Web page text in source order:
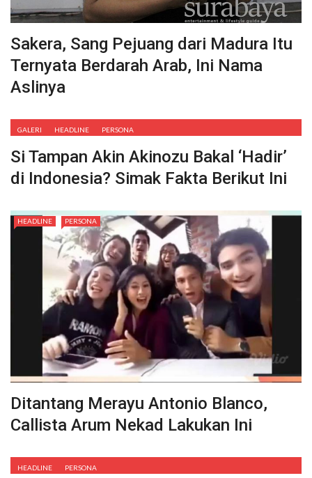
Sakera, Sang Pejuang dari Madura Itu
Ternyata Berdarah Arab, Ini Nama
Aslinya
GALERI HEADLINE PERSONA
Si Tampan Akin Akinozu Bakal ‘Hadir’
di Indonesia? Simak Fakta Berikut Ini
HEADLINE PERSONA
Ditantang Merayu Antonio Blanco,
Callista Arum Nekad Lakukan Ini
HEADLINE PERSONA